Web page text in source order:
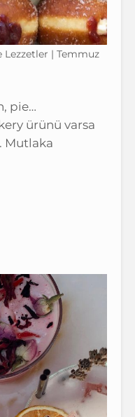
Lezzetler | Temmuz
pie…
ürünü varsa
Mutlaka